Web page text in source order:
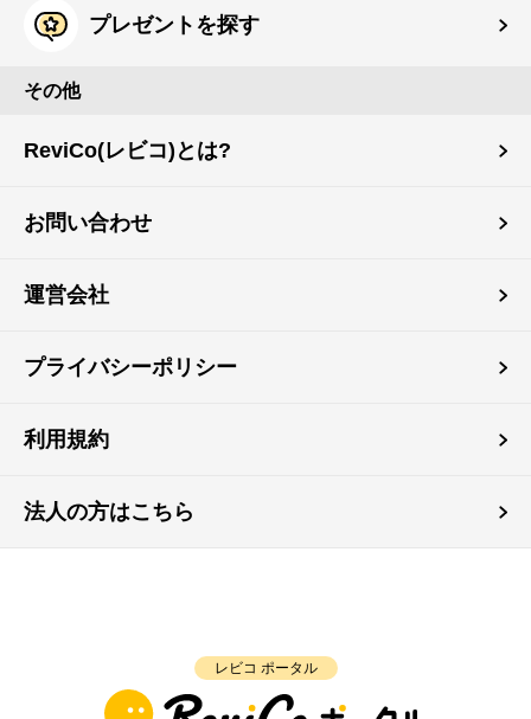
プレゼントを探す
その他
ReviCo(レビコ)とは?
お問い合わせ
運営会社
プライバシーポリシー
利用規約
法人の方はこちら
レビコ ポータル